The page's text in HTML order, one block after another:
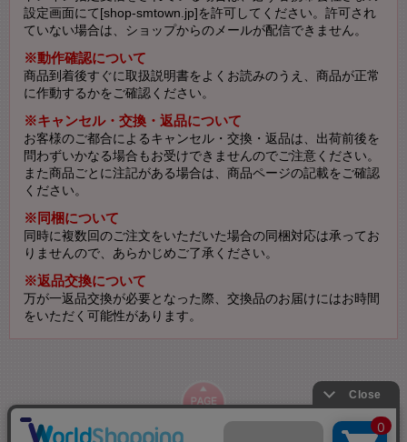
設定画面にて[shop-smtown.jp]を許可してください。許可され
ていない場合は、ショップからのメールが配信できません。
※動作確認について
商品到着後すぐに取扱説明書をよくお読みのうえ、商品が正常
に作動するかをご確認ください。
※キャンセル・交換・返品について
お客様のご都合によるキャンセル・交換・返品は、出荷前後を
問わずいかなる場合もお受けできませんのでご注意ください。
また商品ごとに注記がある場合は、商品ページの記載をご確認
ください。
※同梱について
同時に複数回のご注文をいただいた場合の同梱対応は承ってお
りませんので、あらかじめご了承ください。
※返品交換について
万が一返品交換が必要となった際、交換品のお届けにはお時間
をいただく可能性があります。